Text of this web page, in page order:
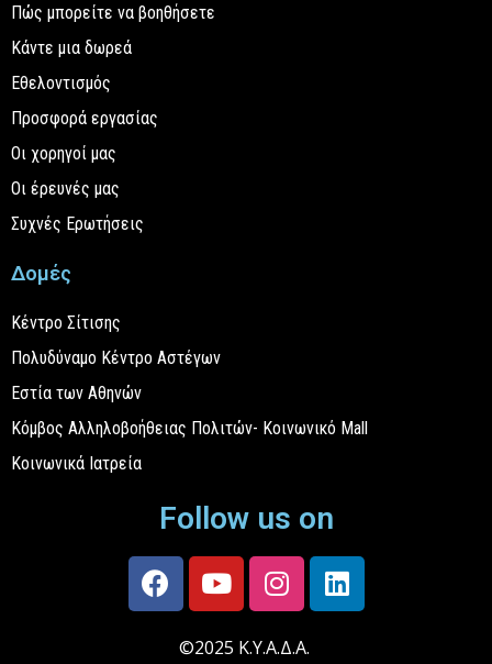
Πώς μπορείτε να βοηθήσετε
Κάντε μια δωρεά
Εθελοντισμός
Προσφορά εργασίας
Οι χορηγοί μας
Οι έρευνές μας
Συχνές Ερωτήσεις
Δομές
Κέντρο Σίτισης
Πολυδύναμο Κέντρο Αστέγων
Εστία των Αθηνών
Κόμβος Αλληλοβοήθειας Πολιτών- Κοινωνικό Mall
Κοινωνικά Ιατρεία
Follow us on
©2025 Κ.Υ.Α.Δ.Α.